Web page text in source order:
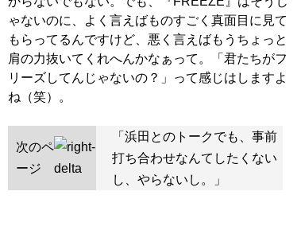
ゃないのに、よく言えばものすごく真面目に見て
もらってるんですけど、悪く言えばもうちょっと
肩の力抜いてくれへんかなぁって。「君たちがフ
リーズしてんじゃないの？」って感じはしますよ
ね（笑）。
次のペ
ージ
「浜田とのトークでも、事前
打ち合わせなんてしたくない
し、やらないし。」